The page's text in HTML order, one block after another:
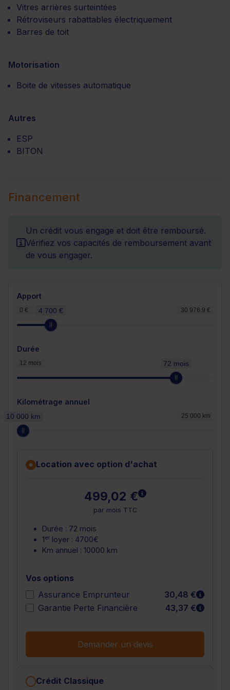
Vitres arrières surteintées
Rétroviseurs rabattables électriquement
Barres de toit
Motorisation
Boite de vitesses automatique
Autres
ESP
BITON
Financement
Un crédit vous engage et doit être remboursé.
Vérifiez vos capacités de remboursement avant
de vous engager.
Apport
0 € 30 976.9 €
4 700 €
Durée
12 mois 72 mois
Kilométrage annuel
25 000 km
10 000 km
Location avec option d'achat
499,02 € En savoir plus
par mois TTC
Durée : 72 mois
1er loyer : 4700€
Km annuel : 10000 km
Vos options
Assurance Emprunteur
30,48 €
En
Garantie Perte Financière
43,37 € En
Demander un devis
Crédit Classique